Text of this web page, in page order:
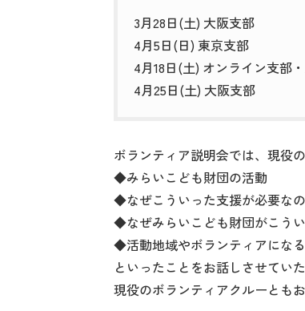
3月28日(土) 大阪支部
4月5日(日) 東京支部
4月18日(土) オンライン支部
4月25日(土) 大阪支部
ボランティア説明会では、現役
◆みらいこども財団の活動
◆なぜこういった支援が必要な
◆なぜみらいこども財団がこう
◆活動地域やボランティアにな
といったことをお話しさせていた
現役のボランティアクルーとも